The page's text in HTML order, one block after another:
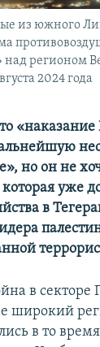
КРЫМА
из южного
регионом
2024 года
но он не
уже
в
в секторе
широкий
в то